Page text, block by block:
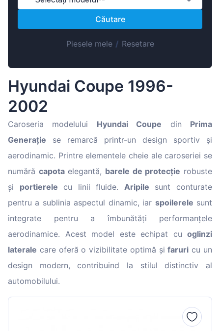
Lietuvių
Slovenian
Latvian
Căutare
Piesele mele/ Resetare
Hyundai Coupe 1996-
2002
Caroseria modelului Hyundai Coupe din Prima
Generație se remarcă printr-un design sportiv și
aerodinamic. Printre elementele cheie ale caroseriei se
numără capotaelegantă, barele de protecție robuste
și portierele cu linii fluide. Aripile sunt conturate
pentru a sublinia aspectul dinamic, iar spoilerele sunt
integrate pentru a îmbunătăți performanțele
aerodinamice. Acest model este echipat cu oglinzi
laterale care oferă o vizibilitate optimă șifaruri cu un
design modern, contribuind la stilul distinctiv al
automobilului.